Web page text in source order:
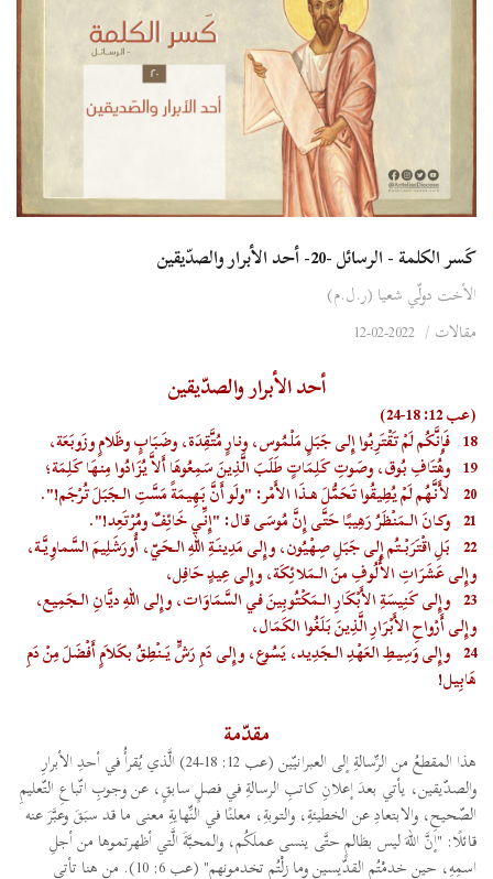
كَسر الكلمة - الرسائل -20- أحد الأبرار والصدّيقين
الأخت دولّي شعيا (ر.ل.م)
مقالات /
أحد الأبرار والصدّيقين
(عب 12: 18-24)
18 فَإِنَّكُم لَمْ تَقْتَرِبُوا إِلى جَبَلٍ مَلْمُوس، ونارٍ مُتَّقِدَة، وضَبَابٍ وظَلامٍ وزَوبَعَة،
19 وهُتَافِ بُوق، وصَوتِ كَلِمَاتٍ طَلَبَ الَّذِينَ سَمِعُوهَا أَلاَّ يُزَادُوا مِنهَا كَلِمَة؛
20 لأَنَّهُم لَمْ يُطِيقُوا تَحَمُّلَ هـذَا الأَمْر: "ولَو أَنَّ بَهِيمَةً مَسَّتِ الـجَبَلَ تُرْجَم!".
21 وكانَ الـمَنْظَرُ رَهِيبًا حَتَّى إِنَّ مُوسَى قال: "إِنِّي خَائِفٌ ومُرْتَعِد!".
22 بَلِ اقْتَرَبْتُم إِلى جَبَلِ صِهْيُون، وإِلى مَدِينَةِ اللهِ الـحَيّ، أُورَشَلِيمَ السَّماوِيَّة،
وإِلى عَشَرَاتِ الأُلُوفِ منَ الـمَلائِكَة، وإِلى عِيدٍ حَافِل،
23 وإِلى كَنِيسَةِ الأَبْكَارِ الـمَكْتُوبِينَ في السَّمَاوَات، وإِلى اللهِ ديَّانِ الـجَمِيع،
وإِلى أَرْواحِ الأَبْرَارِ الَّذِينَ بَلَغُوا الكَمَال،
24 وإِلى وَسِيطِ العَهْدِ الـجَدِيد، يَسُوع، وإِلى دَمِ رَشٍّ يَنْطِقُ بكَلاَمٍ أَفْضَلَ مِنْ دَمِ
هَابِيل!
مقدّمة
هذا المقطعُ من الرِّسالةِ إلى العبرانيّين (عب 12: 18-24) الَّذي يُقرأُ في أحدِ الأبرارِ
والصدّيقين، يأتي بعدَ إعلانِ كاتبِ الرسالةِ في فصلٍ سابقٍ، عن وجوبِ اتّباعِ التّعليمِ
الصّحيحِ، والابتعادِ عن الخطيئةِ، والتوبةِ، معلنًا في النِّهايةِ معنى ما قد سبَقَ وعبَّرَ عنه
قائلًا: "إنَّ اللهَ ليس بظالمٍ حتَّى ينسى عملَكُم، والمحبَّةَ الَّتي أظهرتموها من أجلِ
اسمِهِ، حين خدمْتُم القدّيسين وما زِلْتُم تخدمونهم" (عب 6: 10). من هنا تأتي